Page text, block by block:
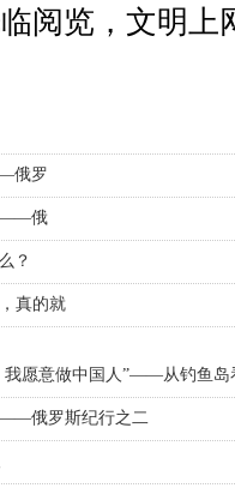
阅览，文明上
俄罗
——俄
？
真的就
我愿意做中国人”——从钓鱼岛
——俄罗斯纪行之二